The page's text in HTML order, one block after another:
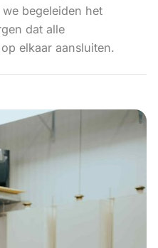
begeleiden het
dat alle
elkaar aansluiten.